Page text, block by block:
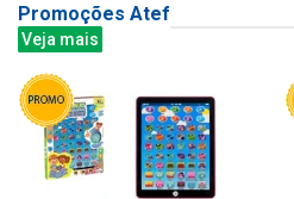
Promoções Atef
Veja mais